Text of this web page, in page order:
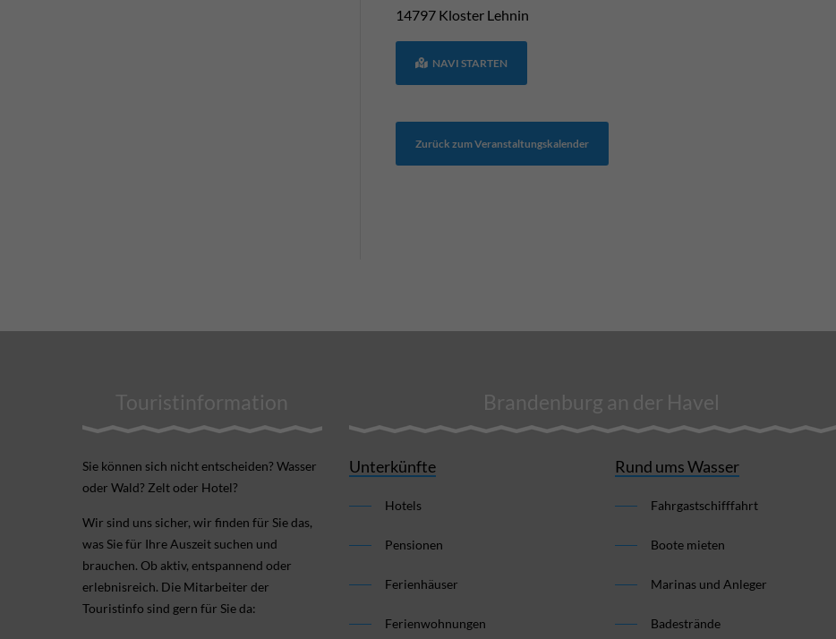
14797 Kloster Lehnin
NAVI STARTEN
Zurück zum Veranstaltungskalender
Touristinformation
Sie können sich nicht ent­scheiden? Wasser
oder Wald? Zelt oder Hotel?
Wir sind uns sicher, wir finden für Sie das,
was Sie für Ihre Aus­zeit suchen und
brauchen. Ob aktiv, ent­spannend oder
erlebnis­reich. Die Mitarbeiter der
Touristinfo sind gern für Sie da:
Brandenburg an der Havel
Unterkünfte
Hotels
Pensionen
Ferienhäuser
Ferienwohnungen
Rund ums Wasser
Fahrgastschifffahrt
Boote mieten
Marinas und Anleger
Badestrände